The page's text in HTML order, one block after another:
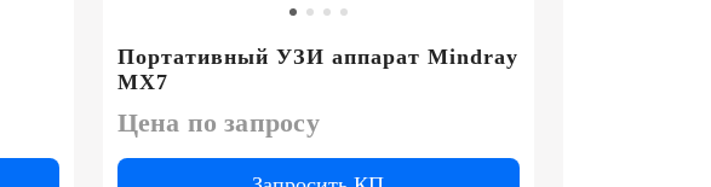
Портативный УЗИ аппарат Mindray
MX7
Цена по запросу